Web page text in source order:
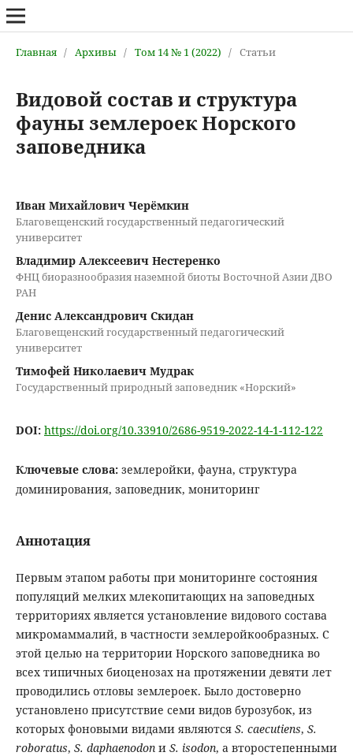
Главная / Архивы / Том 14 № 1 (2022) / Статьи
Видовой состав и структура
фауны землероек Норского
заповедника
Иван Михайлович Черёмкин
Благовещенский государственный педагогический
университет
Владимир Алексеевич Нестеренко
ФНЦ биоразнообразия наземной биоты Восточной Азии ДВО
РАН
Денис Александрович Скидан
Благовещенский государственный педагогический
университет
Тимофей Николаевич Мудрак
Государственный природный заповедник «Норский»
DOI: https://doi.org/10.33910/2686-9519-2022-14-1-112-122
Ключевые слова: землеройки, фауна, структура
доминирования, заповедник, мониторинг
Аннотация
Первым этапом работы при мониторинге состояния
популяций мелких млекопитающих на заповедных
территориях является установление видового состава
микромаммалий, в частности землеройкообразных. С
этой целью на территории Норского заповедника во
всех типичных биоценозах на протяжении девяти лет
проводились отловы землероек. Было достоверно
установлено присутствие семи видов бурозубок, из
которых фоновыми видами являются S. caecutiens, S.
roboratus, S. daphaenodon и S. isodon, а второстепенными